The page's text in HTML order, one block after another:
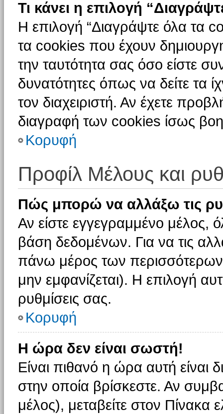
Τι κάνει η επιλογή
Η επιλογή “Διαγράψτε όλα τα
τα cookies που έχουν
την ταυτότητα σας όσο είστε
δυνατότητες όπως να δείτε τα
τον διαχειριστή. Αν έχετε
διαγραφή των cookies ίσως
Κορυφή
Προφίλ Μέλους και
Πώς μπορώ να αλλάξω τις
Αν είστε εγγεγραμμένο μέλος,
βάση δεδομένων. Για να τις
πάνω μέρος των περισσότερων
μην εμφανίζεται). Η επιλογή
ρυθμίσεις σας.
Κορυφή
Η ώρα δεν είναι σωστή!
Είναι πιθανό η ώρα αυτή είναι
στην οποία βρίσκεστε. Αν
μέλος), μεταβείτε στον Πίνακα